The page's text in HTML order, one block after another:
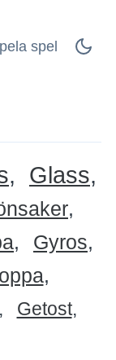
spel
Glass
Gyros
Getost